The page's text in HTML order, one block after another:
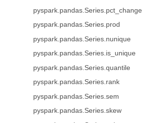
pyspark.pandas.Series.pct_change
pyspark.pandas.Series.prod
pyspark.pandas.Series.nunique
pyspark.pandas.Series.is_unique
pyspark.pandas.Series.quantile
pyspark.pandas.Series.rank
pyspark.pandas.Series.sem
pyspark.pandas.Series.skew